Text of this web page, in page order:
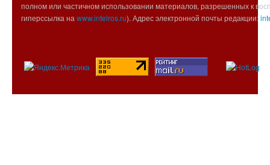
полном или частичном использовании материалов, разрешенных к
гиперссылка на www.intelros.ru). Адрес электронной почты редакции: